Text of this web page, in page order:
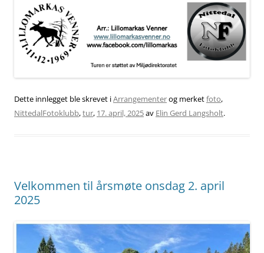
Dette innlegget ble skrevet iArrangementerog merketfoto,
NittedalFotoklubb,tur, 17. april, 2025av Elin Gerd Langsholt.
Velkommen til årsmøte onsdag 2. april
2025